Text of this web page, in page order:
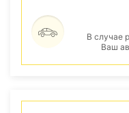
В случае
Ваш